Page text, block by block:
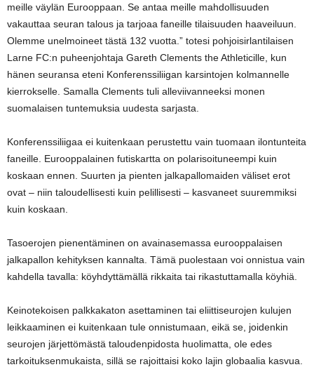
meille väylän Eurooppaan. Se antaa meille mahdollisuuden
vakauttaa seuran talous ja tarjoaa faneille tilaisuuden haaveiluun.
Olemme unelmoineet tästä 132 vuotta.” totesi pohjoisirlantilaisen
Larne FC:n puheenjohtaja Gareth Clements the Athleticille, kun
hänen seuransa eteni Konferenssiliigan karsintojen kolmannelle
kierrokselle. Samalla Clements tuli alleviivanneeksi monen
suomalaisen tuntemuksia uudesta sarjasta.
Konferenssiliigaa ei kuitenkaan perustettu vain tuomaan ilontunteita
faneille. Eurooppalainen futiskartta on polarisoituneempi kuin
koskaan ennen. Suurten ja pienten jalkapallomaiden väliset erot
ovat – niin taloudellisesti kuin pelillisesti – kasvaneet suuremmiksi
kuin koskaan.
Tasoerojen pienentäminen on avainasemassa eurooppalaisen
jalkapallon kehityksen kannalta. Tämä puolestaan voi onnistua vain
kahdella tavalla: köyhdyttämällä rikkaita tai rikastuttamalla köyhiä.
Keinotekoisen palkkakaton asettaminen tai eliittiseurojen kulujen
leikkaaminen ei kuitenkaan tule onnistumaan, eikä se, joidenkin
seurojen järjettömästä taloudenpidosta huolimatta, ole edes
tarkoituksenmukaista, sillä se rajoittaisi koko lajin globaalia kasvua.